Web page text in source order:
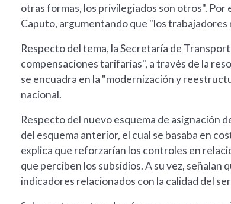
otras formas, los privilegiados son otros". Por
Caputo, argumentando que "los
Respecto del tema, la Secretaría de
compensaciones tarifarias", a través de la
se encuadra en la "modernización y
nacional.
Respecto del nuevo esquema de asignación
del esquema anterior, el cual se basaba en
explica que reforzarían los controles en
que perciben los subsidios. A su vez, señalan
indicadores relacionados con la calidad del